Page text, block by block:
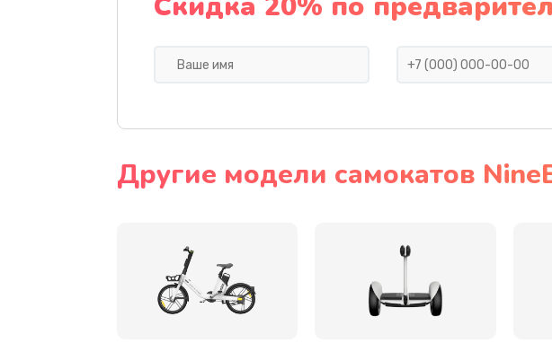
Другие модели самокатов